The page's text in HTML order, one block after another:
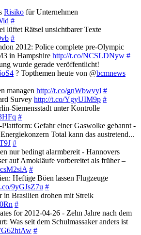
Risiko für Unternehmen
#
lüftet Rätsel unsichtbarer Texte
#
2012: Police complete pre-Olympic
in Hampshire http://t.co/NCSLDNyw #
wurde gerade veröffentlicht!
? Topthemen heute von @bcmnews
managen http://t.co/gnWbwvyl #
Survey http://t.co/YgyUIM9p #
Siemensstadt unter Kontrolle
#
Gefahr einer Gaswolke gebannt -
Total kann das austretend...
#
nur bedingt alarmbereit - Hannovers
auf Amokläufe vorbereitet als früher –
#
Heftige Böen lassen Flugzeuge
9yGJsZ7u #
in Brasilien drohen mit Streik
#
for 2012-04-26 - Zehn Jahre nach dem
Was seit dem Schulmassaker anders ist
#